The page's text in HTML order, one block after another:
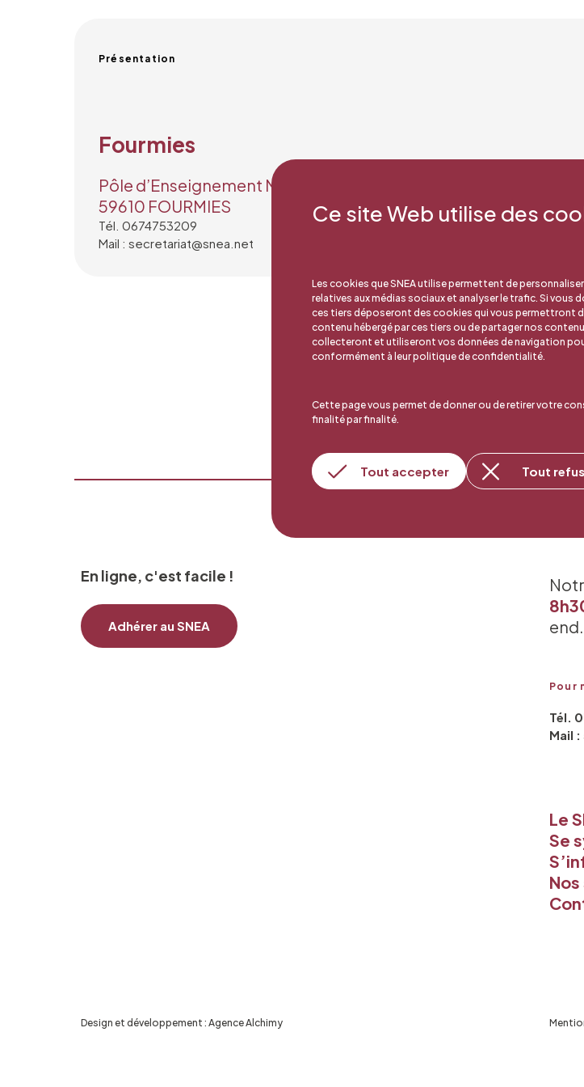
Ce site Web utilise des
Les cookies que SNEA utilise permettent de
relatives aux médias sociaux et analyser le trafic. Si
ces tiers déposeront des cookies qui vous permettront
contenu hébergé par ces tiers ou de partager nos
collecteront et utiliseront vos données de navigation
conformément à leur politique de confidentialité.
Cette page vous permet de donner ou de retirer votre
finalité par finalité.
Tout accepter Tout
Présentation
Fourmies
Pôle d’Enseignement Musical 2 rue Emile Zola
59610 FOURMIES
Tél. 0674753209
Mail : secretariat@snea.net
En ligne, c'est facile !
Adhérer au SNEA
end.
Pour
Tél.
Mail
Le
Se
Design et développement : Agence Alchimy